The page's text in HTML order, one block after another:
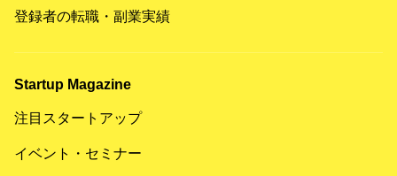
登録者の転職・副業実績
Startup Magazine
注目スタートアップ
イベント・セミナー